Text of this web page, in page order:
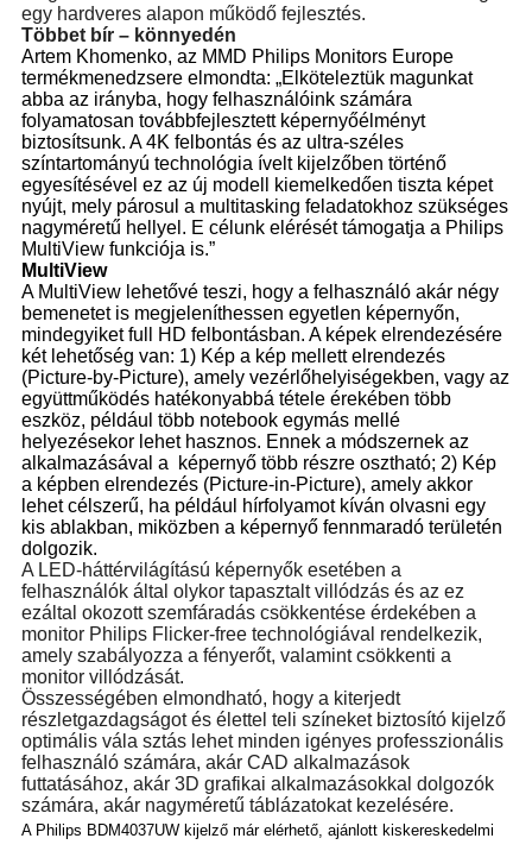
egy hardveres alapon működő fejlesztés.
Többet bír – könnyedén
Artem Khomenko, az MMD Philips Monitors Europe
termékmenedzsere elmondta: „Elköteleztük magunkat
abba az irányba, hogy felhasználóink számára
folyamatosan továbbfejlesztett képernyőélményt
biztosítsunk. A 4K felbontás és az ultra-széles
színtartományú technológia ívelt kijelzőben történő
egyesítésével ez az új modell kiemelkedően tiszta képet
nyújt, mely párosul a multitasking feladatokhoz szükséges
nagyméretű hellyel. E célunk elérését támogatja a Philips
MultiView funkciója is.”
MultiView
A MultiView lehetővé teszi, hogy a felhasználó akár négy
bemenetet is megjeleníthessen egyetlen képernyőn,
mindegyiket full HD felbontásban. A képek elrendezésére
két lehetőség van: 1) Kép a kép mellett elrendezés
(Picture-by-Picture), amely vezérlőhelyiségekben, vagy az
együttműködés hatékonyabbá tétele érekében több
eszköz, például több notebook egymás mellé
helyezésekor lehet hasznos. Ennek a módszernek az
alkalmazásával a képernyő több részre osztható; 2) Kép
a képben elrendezés (Picture-in-Picture), amely akkor
lehet célszerű, ha például hírfolyamot kíván olvasni egy
kis ablakban, miközben a képernyő fennmaradó területén
dolgozik.
A LED-háttérvilágítású képernyők esetében a
felhasználók által olykor tapasztalt villódzás és az ez
ezáltal okozott szemfáradás csökkentése érdekében a
monitor Philips Flicker-free technológiával rendelkezik,
amely szabályozza a fényerőt, valamint csökkenti a
monitor villódzását.
Összességében elmondható, hogy a kiterjedt
részletgazdagságot és élettel teli színeket biztosító kijelző
optimális vála sztás lehet minden igényes professzionális
felhasználó számára, akár CAD alkalmazások
futtatásához, akár 3D grafikai alkalmazásokkal dolgozók
számára, akár nagyméretű táblázatokat kezelésére.
A Philips BDM4037UW kijelző már elérhető, ajánlott kiskereskedelmi